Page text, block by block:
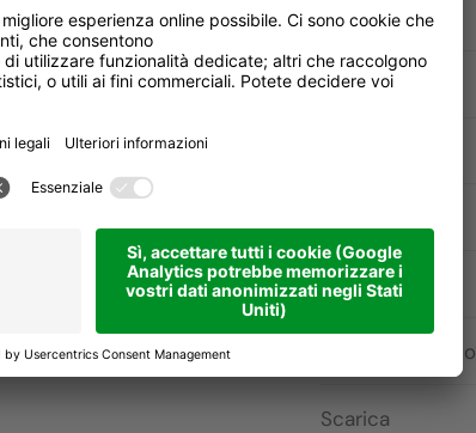
– natura
tingendosi di
al
delle
di questa
ancora più
Percorso
Durata
Punto più alto
Punto più basso
Scarica